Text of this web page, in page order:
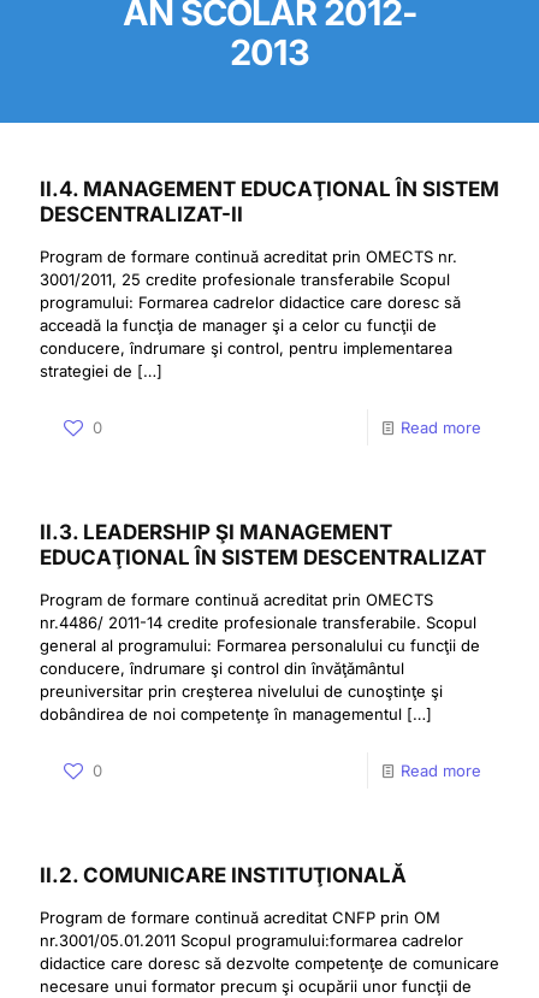
AN SCOLAR 2012-
2013
II.4. MANAGEMENT EDUCAŢIONAL ÎN SISTEM
DESCENTRALIZAT-II
Program de formare continuă acreditat prin OMECTS nr.
3001/2011, 25 credite profesionale transferabile Scopul
programului: Formarea cadrelor didactice care doresc să
acceadă la funcţia de manager şi a celor cu funcţii de
conducere, îndrumare şi control, pentru implementarea
strategiei de […]
0 Read more
II.3. LEADERSHIP ŞI MANAGEMENT
EDUCAŢIONAL ÎN SISTEM DESCENTRALIZAT
Program de formare continuă acreditat prin OMECTS
nr.4486/ 2011-14 credite profesionale transferabile. Scopul
general al programului: Formarea personalului cu funcţii de
conducere, îndrumare şi control din învăţământul
preuniversitar prin creşterea nivelului de cunoştinţe şi
dobândirea de noi competenţe în managementul […]
0 Read more
II.2. COMUNICARE INSTITUŢIONALĂ
Program de formare continuă acreditat CNFP prin OM
nr.3001/05.01.2011 Scopul programului:formarea cadrelor
didactice care doresc să dezvolte competenţe de comunicare
necesare unui formator precum şi ocupării unor funcţii de